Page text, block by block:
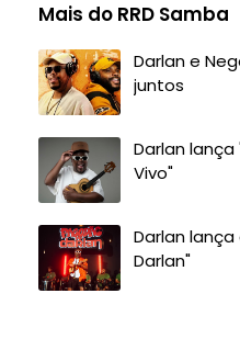
Mais do RRD Samba
Darlan e
juntos
Darlan
Vivo"
Darlan
Darlan"